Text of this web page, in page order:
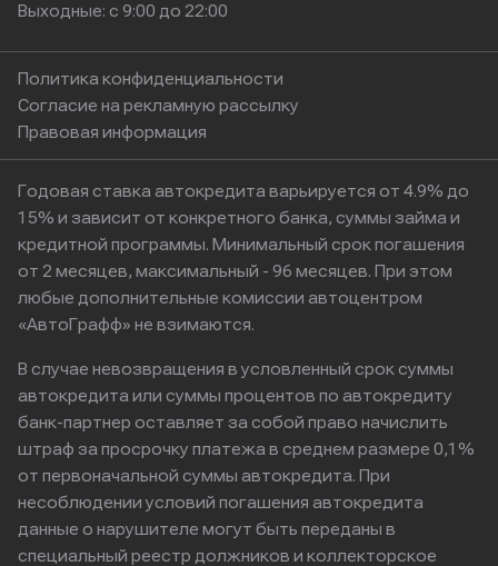
Выходные: с 9:00 до 22:00
Политика конфиденциальности
Согласие на рекламную рассылку
Правовая информация
Годовая ставка автокредита варьируется от 4.9% до
15% и зависит от конкретного банка, суммы займа и
кредитной программы. Минимальный срок погашения
от 2 месяцев, максимальный - 96 месяцев. При этом
любые дополнительные комиссии автоцентром
«АвтоГрафф» не взимаются.
В случае невозвращения в условленный срок суммы
автокредита или суммы процентов по автокредиту
банк-партнер оставляет за собой право начислить
штраф за просрочку платежа в среднем размере 0,1%
от первоначальной суммы автокредита. При
несоблюдении условий погашения автокредита
данные о нарушителе могут быть переданы в
специальный реестр должников и коллекторское